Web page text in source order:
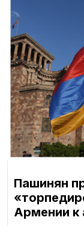
Пашинян
Армении к